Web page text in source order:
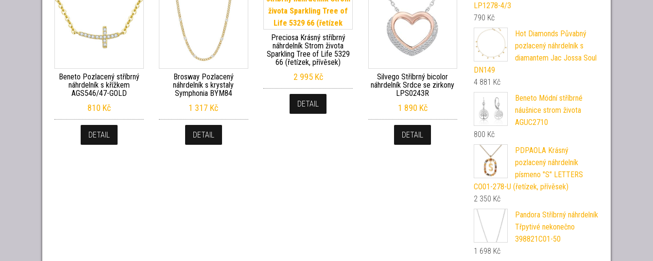
Beneto Pozlacený stříbrný
náhrdelník s křížkem
AGS546/47-GOLD
810 Kč
DETAIL
Brosway Pozlacený
náhrdelník s krystaly
Symphonia BYM84
1 317 Kč
DETAIL
Preciosa Krásný stříbrný
náhrdelník Strom života
Sparkling Tree of Life 5329
66 (řetízek, přívěsek)
2 995 Kč
DETAIL
Silvego Stříbrný bicolor
náhrdelník Srdce se zirkony
LPS0243R
1 890 Kč
DETAIL
LP1278-4/3
790 Kč
Hot Diamonds Půvabný
pozlacený náhrdelník s
diamantem Jac Jossa Soul
DN149
4 881 Kč
Beneto Módní stříbrné
náušnice strom života
AGUC2710
800 Kč
PDPAOLA Krásný
pozlacený náhrdelník
písmeno "S" LETTERS
CO01-278-U (řetízek, přívěsek)
2 350 Kč
Pandora Stříbrný náhrdelník
Třpytivé nekonečno
398821C01-50
1 698 Kč